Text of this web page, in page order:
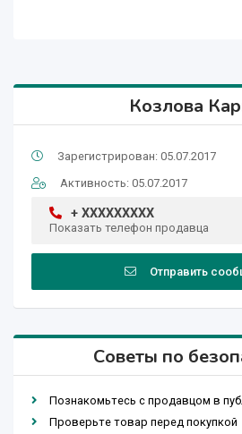
Козлова
Зарегистрирован: 05.07.2017
Активность: 05.07.2017
+ XXXXXXXXX
Показать телефон продавца
Отправить
Советы по
Познакомьтесь с продавцом в
Проверьте товар перед покупкой